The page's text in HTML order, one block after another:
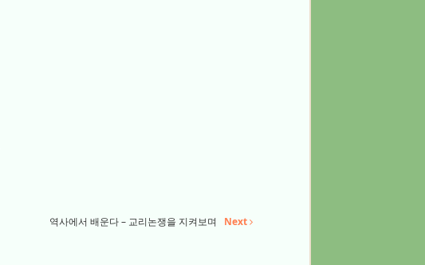
역사에서 배운다 – 교리논쟁을 지켜보며 Next